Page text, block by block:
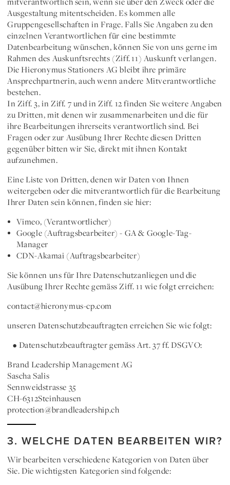
mitverantwortlich sein, wenn sie über den Zweck oder die
Ausgestaltung mitentscheiden. Es kommen alle
Gruppengesellschaften in Frage. Falls Sie Angaben zu den
einzelnen Verantwortlichen für eine bestimmte
Datenbearbeitung wünschen, können Sie von uns gerne im
Rahmen des Auskunftsrechts (Ziff. 11) Auskunft verlangen.
Die Hieronymus Stationers AG bleibt ihre primäre
Ansprechpartnerin, auch wenn andere Mitverantwortliche
bestehen.
In Ziff. 3, in Ziff. 7 und in Ziff. 12 finden Sie weitere Angaben
zu Dritten, mit denen wir zusammenarbeiten und die für
ihre Bearbeitungen ihrerseits verantwortlich sind. Bei
Fragen oder zur Ausübung Ihrer Rechte diesen Dritten
gegenüber bitten wir Sie, direkt mit ihnen Kontakt
aufzunehmen.
Eine Liste von Dritten, denen wir Daten von Ihnen
weitergeben oder die mitverantwortlich für die Bearbeitung
Ihrer Daten sein können, finden sie hier:
Vimeo, (Verantwortlicher)
Google (Auftragsbearbeiter) - GA & Google-Tag-
Manager
CDN-Akamai (Auftragsbearbeiter)
Sie können uns für Ihre Datenschutzanliegen und die
Ausübung Ihrer Rechte gemäss Ziff. 11 wie folgt erreichen:
contact@hieronymus-cp.com
unseren Datenschutzbeauftragten erreichen Sie wie folgt:
• Datenschutzbeauftragter gemäss Art. 37 ff. DSGVO:
Brand Leadership Management AG
Sascha Salis
Sennweidstrasse 35
CH-6312Steinhausen
protection@brandleadership.ch
3. WELCHE DATEN BEARBEITEN WIR?
Wir bearbeiten verschiedene Kategorien von Daten über
Sie. Die wichtigsten Kategorien sind folgende: